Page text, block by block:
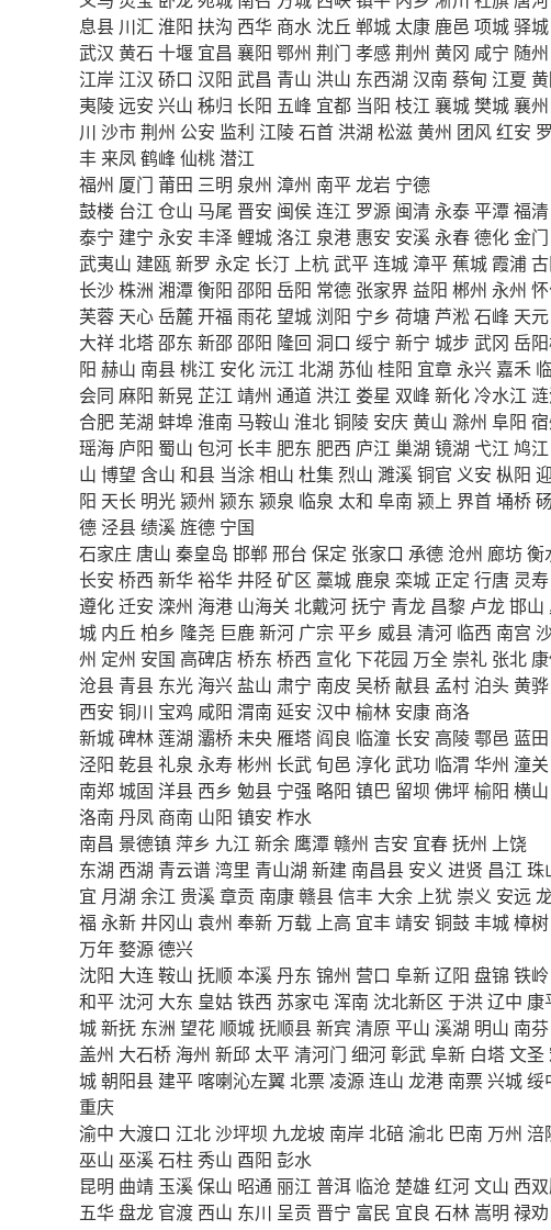
息县 川汇 淮阳 扶沟 西华 商水 沈丘 郸城 太康 鹿邑 项城驿城
武汉 黄石 十堰 宜昌 襄阳 鄂州 荆门 孝感荆州 黄冈 咸宁 随州
江岸 江汉 硚口 汉阳 武昌 青山 洪山 东西湖 汉南 蔡甸 江夏
夷陵远安 兴山 秭归 长阳 五峰 宜都 当阳 枝江 襄城樊城襄州
川 沙市荆州 公安 监利 江陵石首 洪湖 松滋黄州 团风红安
丰 来凤鹤峰 仙桃潜江
福州 厦门 莆田 三明 泉州 漳州 南平龙岩 宁德
鼓楼 台江 仓山 马尾 晋安 闽侯连江 罗源 闽清 永泰平潭福清
泰宁 建宁 永安 丰泽鲤城洛江 泉港 惠安 安溪 永春德化金门
武夷山 建瓯新罗 永定 长汀 上杭武平连城 漳平 蕉城 霞浦
长沙株洲 湘潭衡阳 邵阳 岳阳 常德 张家界 益阳 郴州 永州
芙蓉 天心岳麓开福 雨花望城 浏阳 宁乡 荷塘 芦淞石峰 天元
大祥北塔邵东 新邵邵阳 隆回 洞口 绥宁 新宁 城步 武冈 岳
阳 赫山 南县桃江 安化沅江 北湖 苏仙 桂阳 宜章 永兴 嘉禾
会同 麻阳 新晃 芷江 靖州 通道 洪江 娄星 双峰 新化 冷水江
合肥 芜湖 蚌埠淮南 马鞍山 淮北铜陵 安庆黄山 滁州 阜阳
瑶海 庐阳 蜀山 包河 长丰 肥东 肥西 庐江 巢湖 镜湖 弋江 鸠江
山 博望 含山 和县 当涂相山 杜集 烈山 濉溪铜官 义安 枞阳
阳 天长 明光颍州 颍东 颍泉 临泉 太和 阜南 颍上 界首埇桥
德 泾县绩溪旌德 宁国
石家庄 唐山 秦皇岛 邯郸 邢台 保定 张家口 承德 沧州 廊坊衡
长安 桥西 新华裕华 井陉矿区 藁城 鹿泉 栾城 正定 行唐 灵寿
遵化迁安 滦州 海港 山海关 北戴河抚宁 青龙 昌黎 卢龙邯山
城 内丘 柏乡 隆尧 巨鹿新河 广宗 平乡 威县清河 临西 南宫
州 定州 安国 高碑店 桥东 桥西 宣化下花园 万全 崇礼 张北
沧县 青县 东光 海兴 盐山 肃宁 南皮 吴桥献县 孟村 泊头黄骅
西安 铜川 宝鸡 咸阳 渭南 延安 汉中 榆林 安康 商洛
新城碑林莲湖 灞桥未央 雁塔 阎良 临潼 长安 高陵鄠邑 蓝田
泾阳 乾县礼泉 永寿彬州 长武旬邑 淳化武功 临渭 华州 潼关
南郑城固 洋县 西乡 勉县 宁强 略阳 镇巴 留坝 佛坪榆阳 横山
洛南 丹凤 商南 山阳 镇安 柞水
南昌 景德镇萍乡 九江 新余 鹰潭赣州 吉安 宜春抚州 上饶
东湖 西湖 青云谱湾里 青山湖 新建 南昌县 安义 进贤 昌江 珠
宜 月湖 余江 贵溪章贡 南康赣县信丰 大余 上犹 崇义 安远
福 永新 井冈山 袁州 奉新 万载 上高 宜丰靖安 铜鼓丰城樟树
万年婺源德兴
沈阳 大连鞍山 抚顺本溪丹东 锦州 营口 阜新辽阳 盘锦 铁岭
和平 沈河 大东 皇姑铁西 苏家屯 浑南 沈北新区 于洪辽中 康
城新抚 东洲 望花 顺城抚顺县新宾 清原 平山 溪湖 明山 南芬
盖州 大石桥 海州 新邱 太平清河门 细河彰武阜新 白塔文圣
城朝阳县 建平 喀喇沁左翼北票 凌源连山 龙港 南票兴城绥
重庆
渝中 大渡口 江北沙坪坝 九龙坡 南岸北碚渝北 巴南 万州 涪
巫山 巫溪石柱 秀山 酉阳 彭水
昆明 曲靖 玉溪保山 昭通丽江 普洱 临沧 楚雄 红河文山 西
五华盘龙 官渡 西山 东川 呈贡 晋宁 富民 宜良 石林嵩明 禄劝